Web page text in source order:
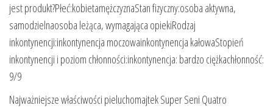
jest produkt?Płeć:kobietamężczyznaStan fizyczny:osoba aktywna,
samodzielnaosoba leżąca, wymagająca opiekiRodzaj
inkontynencji:inkontynencja moczowainkontynencja kałowaStopień
inkontynencji i poziom chłonności:inkontynencja: bardzo ciężkachłonność:
9/9
Najważniejsze właściwości pieluchomajtek Super Seni Quatro